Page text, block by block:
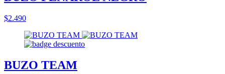
$2.490
BUZO TEAM